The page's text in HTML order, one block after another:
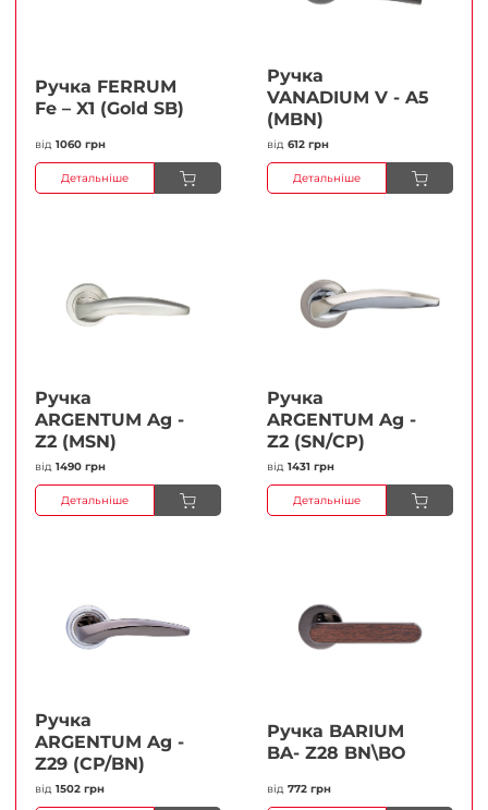
Ручка FERRUМ
Fe – X1 (Gold SB)
від 1060 грн
Детальніше
Ручка
VANADIUM V - A5
(MBN)
від 612 грн
Детальніше
Ручка
ARGENTUM Ag -
Z2 (MSN)
від 1490 грн
Детальніше
Ручка
ARGENTUM Ag -
Z2 (SN/CP)
від 1431 грн
Детальніше
Ручка
ARGENTUM Ag -
Z29 (CP/BN)
від 1502 грн
Ручка BARIUM
BA- Z28 BN\BO
від 772 грн